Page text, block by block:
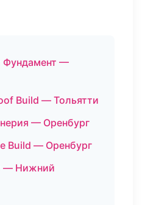
Фундамент —
Build — Тольятти
— Оренбург
Build — Оренбург
— Нижний